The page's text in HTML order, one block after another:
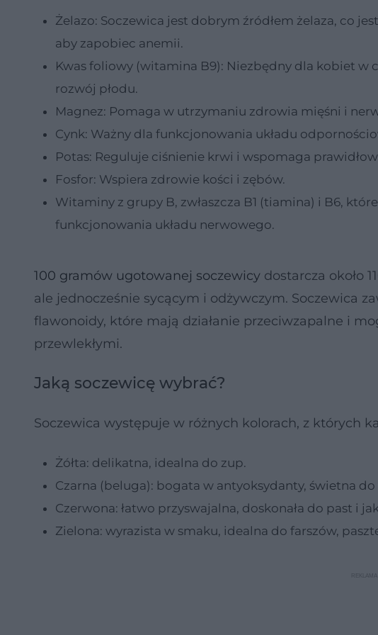
Żelazo: Soczewica jest dobrym źródłem żelaza, co
aby zapobiec anemii.
Kwas foliowy (witamina B9): Niezbędny dla kobiet
rozwój płodu.
Magnez: Pomaga w utrzymaniu zdrowia mięśni i
Cynk: Ważny dla funkcjonowania układu
Potas: Reguluje ciśnienie krwi i wspomaga
Fosfor: Wspiera zdrowie kości i zębów.
Witaminy z grupy B, zwłaszcza B1 (tiamina) i B6,
funkcjonowania układu nerwowego.
100 gramów ugotowanej soczewicy dostarcza około
ale jednocześnie sycącym i odżywczym. Soczewica
flawonoidy, które mają działanie przeciwzapalne i
przewlekłymi.
Jaką soczewicę wybrać?
Soczewica występuje w różnych kolorach, z których
Żółta: delikatna, idealna do zup.
Czarna (beluga): bogata w antyoksydanty, świetna
Czerwona: łatwo przyswajalna, doskonała do past i
Zielona: wyrazista w smaku, idealna do farszów,